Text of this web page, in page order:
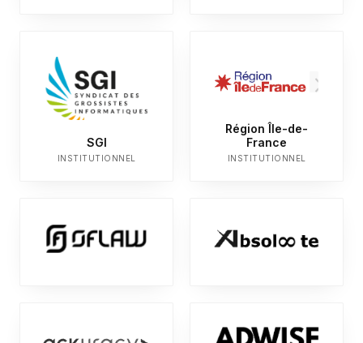
SGI
INSTITUTIONNEL
Région Île-de-
France
INSTITUTIONNEL